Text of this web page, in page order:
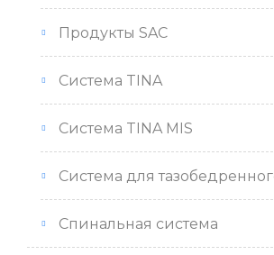
Продукты SAC
Система TINA
Система TINA MIS
Система для
Спинальная система